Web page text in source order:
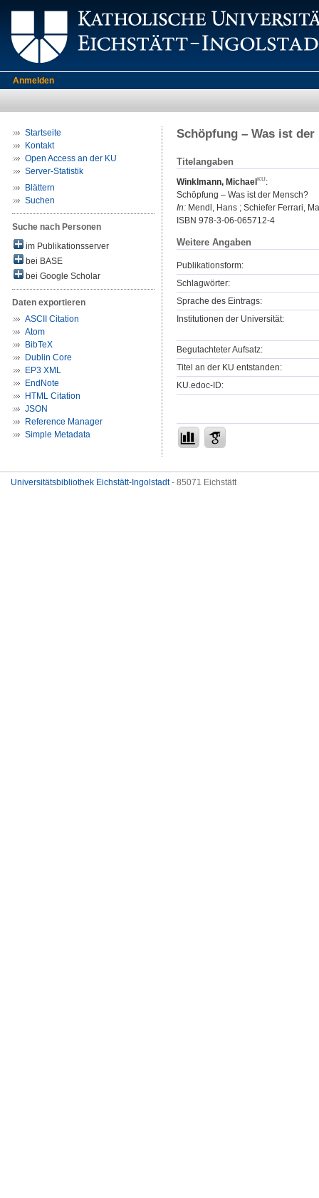
Anmelden
Startseite
Kontakt
Open Access an der KU
Server-Statistik
Blättern
Suchen
Suche nach Personen
im Publikationsserver
bei BASE
bei Google Scholar
Daten exportieren
ASCII Citation
Atom
BibTeX
Dublin Core
EP3 XML
EndNote
HTML Citation
JSON
Reference Manager
Simple Metadata
Schöpfung – Was ist der
Titelangaben
Winklmann, Michael
:
Schöpfung – Was ist der Mensch?
In: Mendl, Hans ; Schiefer Ferrari,
ISBN 978-3-06-065712-4
Weitere Angaben
Publikationsform:
Schlagwörter:
Sprache des Eintrags:
Institutionen der Universität:
Begutachteter Aufsatz:
Titel an der KU entstanden:
KU.edoc-ID:
Universitätsbibliothek Eichstätt-Ingolstadt- 85071 Eichstätt